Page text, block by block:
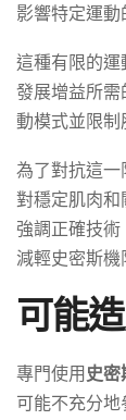
影響特定運動
這種有限的運
發展增益所需
動模式並限制
為了對抗這
對穩定肌肉和
強調正確技術
減輕史密斯機
可能
專門使用史密
可能不充分地